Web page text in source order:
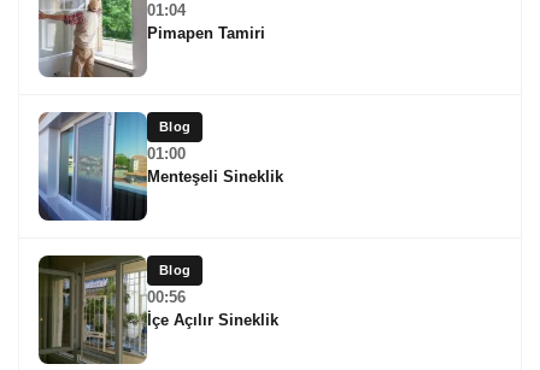
01:04
Pimapen Tamiri
Blog
01:00
Menteşeli Sineklik
Blog
00:56
İçe Açılır Sineklik